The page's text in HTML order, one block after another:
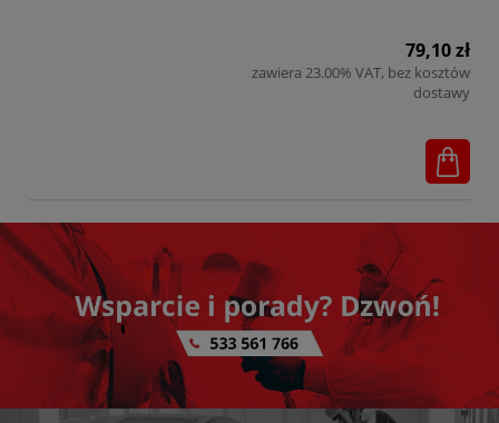
79,10 zł
zawiera 23.00% VAT, bez kosztów
dostawy